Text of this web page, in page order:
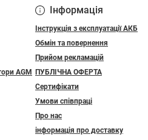
АGM
Інформація
Інструкція з експлуатації АКБ
Обмін та повернення
Прийом рекламацій
ПУБЛІЧНА ОФЕРТА
Сертифікати
Умови співпраці
Про нас
інформація про доставку